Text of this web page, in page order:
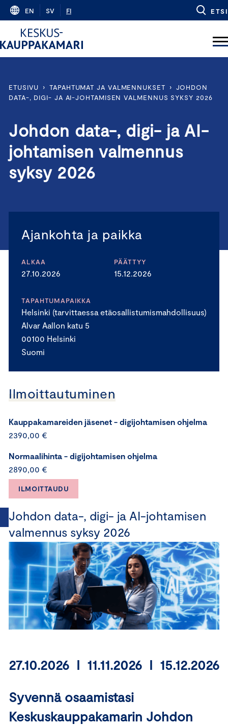
Skip
content
EN SV FI ETSI
ETUSIVU › TAPAHTUMAT JA VALMENNUKSET › JOHDON
DATA-, DIGI- JA AI-JOHTAMISEN VALMENNUS SYKSY 2026
Johdon data-, digi- ja AI-
johtamisen valmennus
syksy 2026
Ajankohta ja paikka
ALKAA
27.10.2026
PÄÄTTYY
15.12.2026
TAPAHTUMAPAIKKA
Helsinki (tarvittaessa etäosallistumismahdollisuus)
Alvar Aallon katu 5
00100 Helsinki
Suomi
Ilmoittautuminen
Kauppakamareiden jäsenet - digijohtamisen ohjelma
2390,00 €
Normaalihinta - digijohtamisen ohjelma
2890,00 €
ILMOITTAUDU
Johdon data-, digi- ja AI-johtamisen
valmennus syksy 2026
27.10.2026 I 11.11.2026 I 15.12.2026
Syvennä osaamistasi
Keskuskauppakamarin Johdon